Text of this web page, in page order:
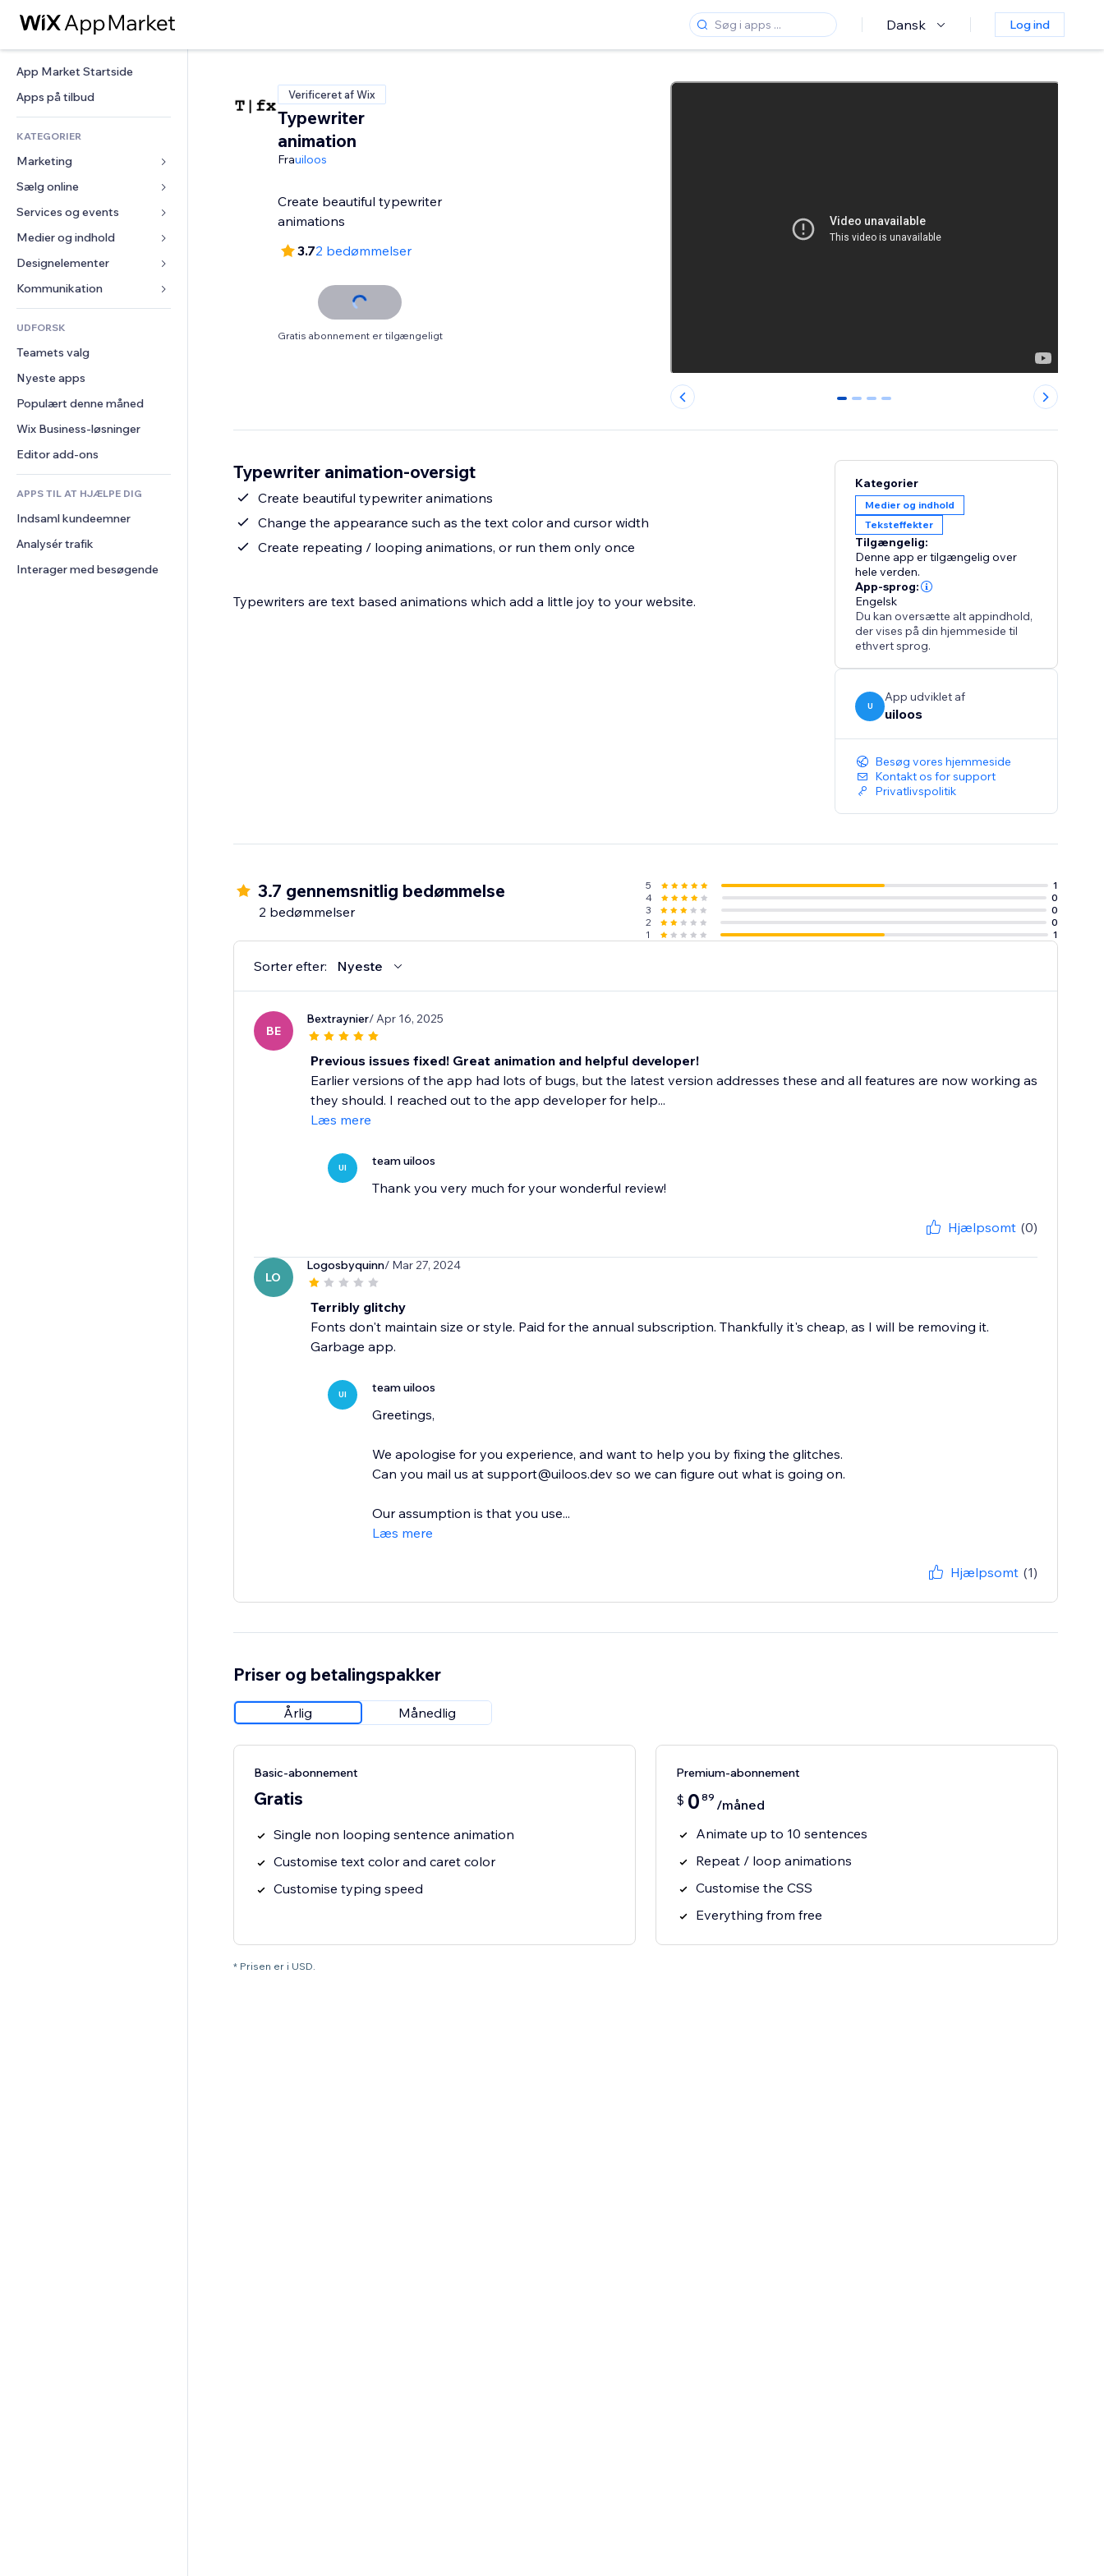
Dansk Log ind
App Market Startside
Apps på tilbud
KATEGORIER
Marketing
Annoncer
Mobil
Statistikker
Hjemmesideregister
E-mail
Sælg online
Apps til Webshops
Forsendelse og levering
Sælg-knapper
Bogføring
Kuponer og loyalitet
Lagerløsninger
Services og events
Hoteller
Events
Restauranter
Ejendomshandel
Bookinger
Medier og indhold
Galleri
Musik
Podcasts
Fotografi
Video
PDF
Fildeling
Nyheder
Designelementer
Kort og Navigation
Privatliv & Sikkerhed
Ur
Sideskabeloner
Billedeffekter
Knapper og menuer
Bannere og badges
Lommeregnere
Søg
Vejr
Diagrammer og tabeller
Formularer
Meningsmålinger
Chat
Kommentarer
Telefon
Fællesskab
Anmeldelser og anbefalinger
CRM
UDFORSK
Teamets valg
Nyeste apps
Populært denne måned
Wix Business-løsninger
Editor add-ons
APPS TIL AT HJÆLPE DIG
Indsaml kundeemner
Analysér trafik
Interager med besøgende
Verificeret af Wix
Typewriter
animation
Frauiloos
Create beautiful typewriter
animations
3.72 bedømmelser
Gratis abonnement er tilgængeligt
0 1 2 3
Typewriter animation-oversigt
Create beautiful typewriter animations
Change the appearance such as the text color and cursor width
Create repeating / looping animations, or run them only once
Typewriters are text based animations which add a little joy to your website.
Kategorier
Medier og indhold
Teksteffekter
Tilgængelig:
Denne app er tilgængelig over
hele verden.
App-sprog:
Engelsk
Du kan oversætte alt appindhold,
der vises på din hjemmeside til
ethvert sprog.
U
App udviklet af
uiloos
Besøg vores hjemmeside
Kontakt os for support
Privatlivspolitik
3.7 gennemsnitlig bedømmelse
2 bedømmelser
5
1
4
0
3
0
2
0
1
1
Sorter efter: Nyeste
BE
Bextraynier/ Apr 16, 2025
Previous issues fixed! Great animation and helpful developer!
Earlier versions of the app had lots of bugs, but the latest version addresses these and all features are now working as
they should. I reached out to the app developer for help...
Læs mere
UI team uiloos
Thank you very much for your wonderful review!
Hjælpsomt (0)
LO
Logosbyquinn/ Mar 27, 2024
Terribly glitchy
Fonts don't maintain size or style. Paid for the annual subscription. Thankfully it's cheap, as I will be removing it.
Garbage app.
UI team uiloos
Greetings,
We apologise for you experience, and want to help you by fixing the glitches.
Can you mail us at support@uiloos.dev so we can figure out what is going on.
Our assumption is that you use...
Læs mere
Hjælpsomt (1)
Priser og betalingspakker
Årlig Månedlig
Basic-abonnement
Gratis
Single non looping sentence animation
Customise text color and caret color
Customise typing speed
Premium-abonnement
$ 0 89 /måned
Animate up to 10 sentences
Repeat / loop animations
Customise the CSS
Everything from free
* Prisen er i USD.